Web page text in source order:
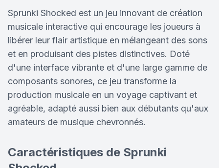
Sprunki Shocked est un jeu innovant de création
musicale interactive qui encourage les joueurs à
libérer leur flair artistique en mélangeant des sons
et en produisant des pistes distinctives. Doté
d'une interface vibrante et d'une large gamme de
composants sonores, ce jeu transforme la
production musicale en un voyage captivant et
agréable, adapté aussi bien aux débutants qu'aux
amateurs de musique chevronnés.
Caractéristiques de Sprunki